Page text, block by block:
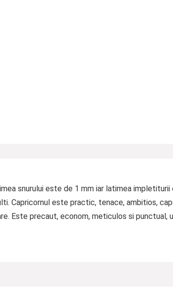
snurului este de 1 mm iar latimea
Capricornul este practic, tenace, ambitios,
Este precaut, econom, meticulos si punctual,